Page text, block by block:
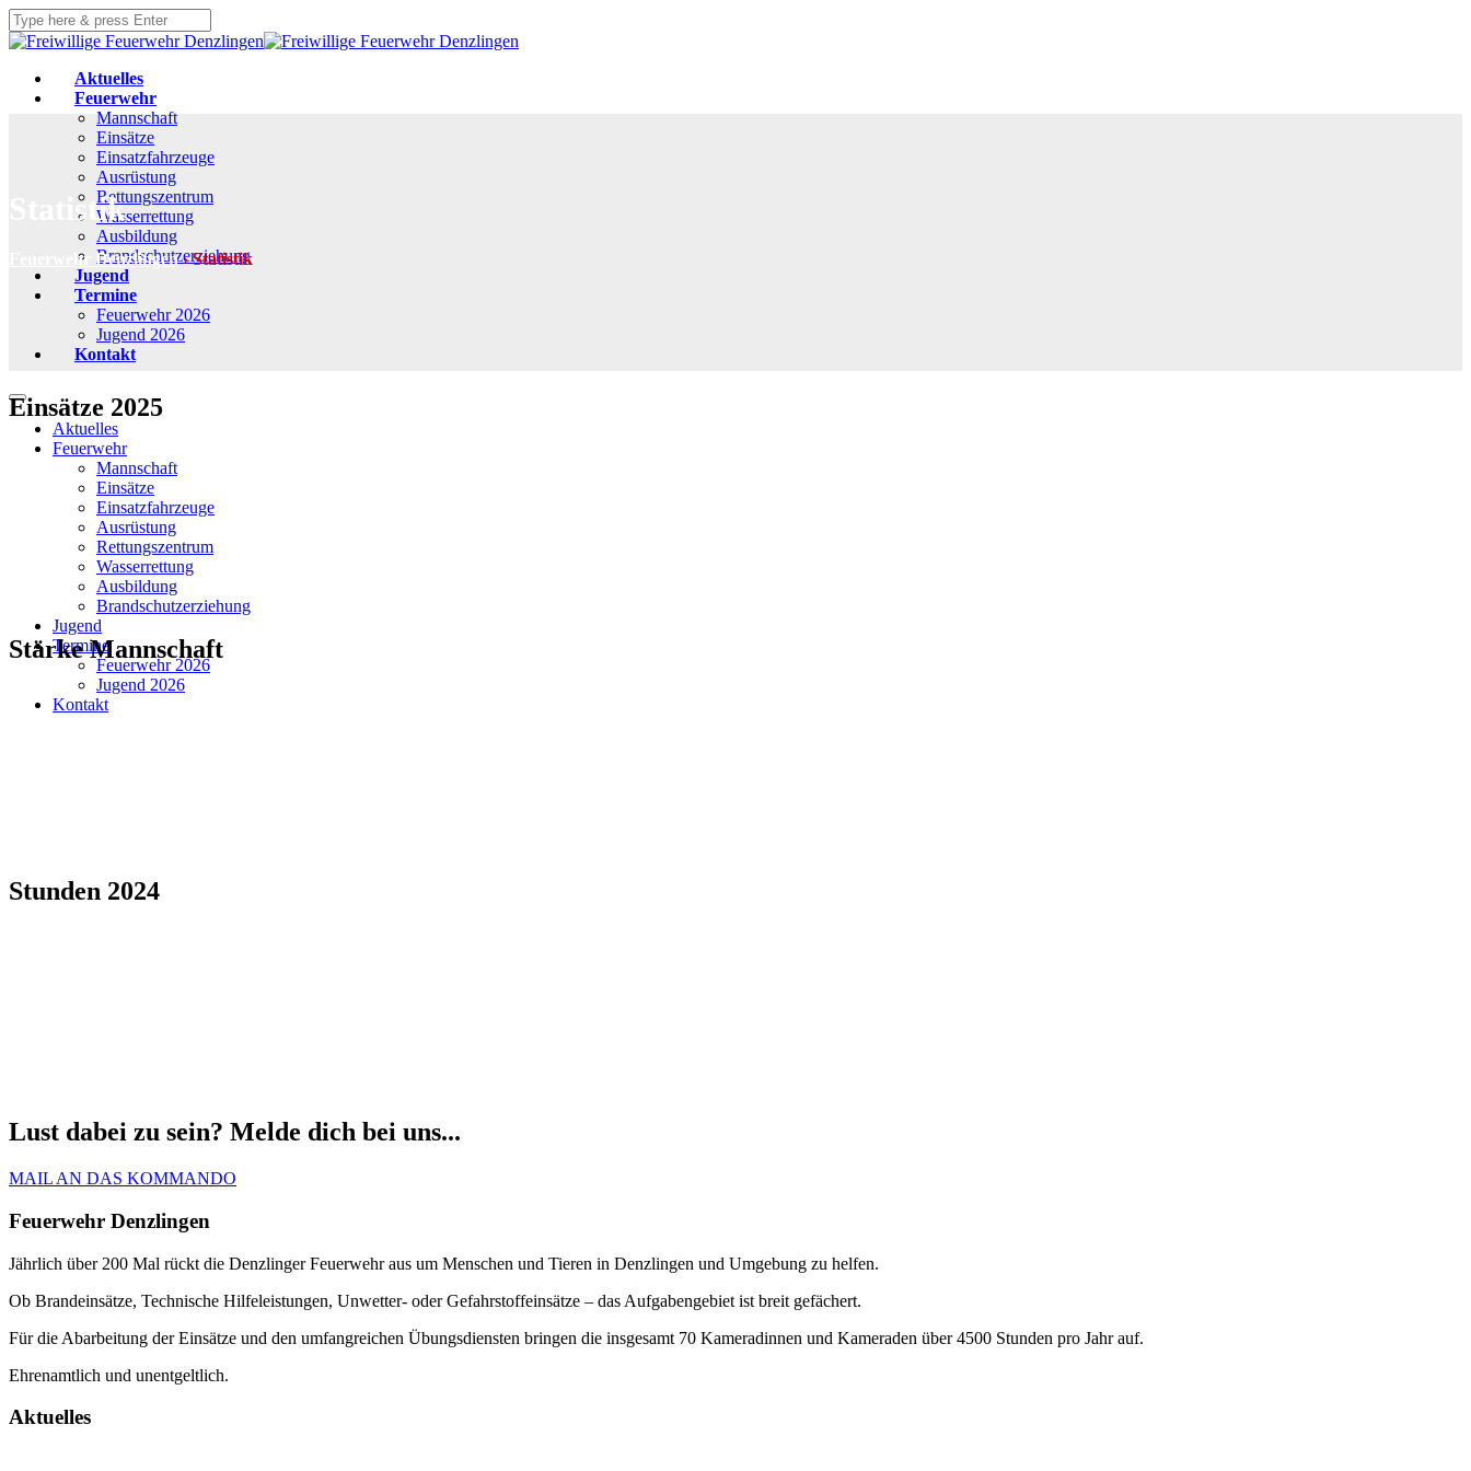
Aktuelles
Feuerwehr
Mannschaft
Einsätze
Einsatzfahrzeuge
Ausrüstung
Rettungszentrum
Wasserrettung
Ausbildung
Brandschutzerziehung
Jugend
Termine
Feuerwehr 2026
Jugend 2026
Kontakt
Aktuelles
Feuerwehr
Mannschaft
Einsätze
Einsatzfahrzeuge
Ausrüstung
Rettungszentrum
Wasserrettung
Ausbildung
Brandschutzerziehung
Jugend
Termine
Feuerwehr 2026
Jugend 2026
Kontakt
Statistik
Feuerwehr Denzlingen›Statistik
Einsätze 2025
Stärke Mannschaft
Stunden 2024
Lust dabei zu sein? Melde dich bei uns...
MAIL AN DAS KOMMANDO
Feuerwehr Denzlingen
Jährlich über 200 Mal rückt die Denzlinger Feuerwehr aus um Menschen und Tieren in Denzlingen und Umgebung zu helfen.
Ob Brandeinsätze, Technische Hilfeleistungen, Unwetter- oder Gefahrstoffeinsätze – das Aufgabengebiet ist breit gefächert.
Für die Abarbeitung der Einsätze und den umfangreichen Übungsdiensten bringen die insgesamt 70 Kameradinnen und Kameraden über 4500 Stunden pro Jahr auf.
Ehrenamtlich und unentgeltlich.
Aktuelles